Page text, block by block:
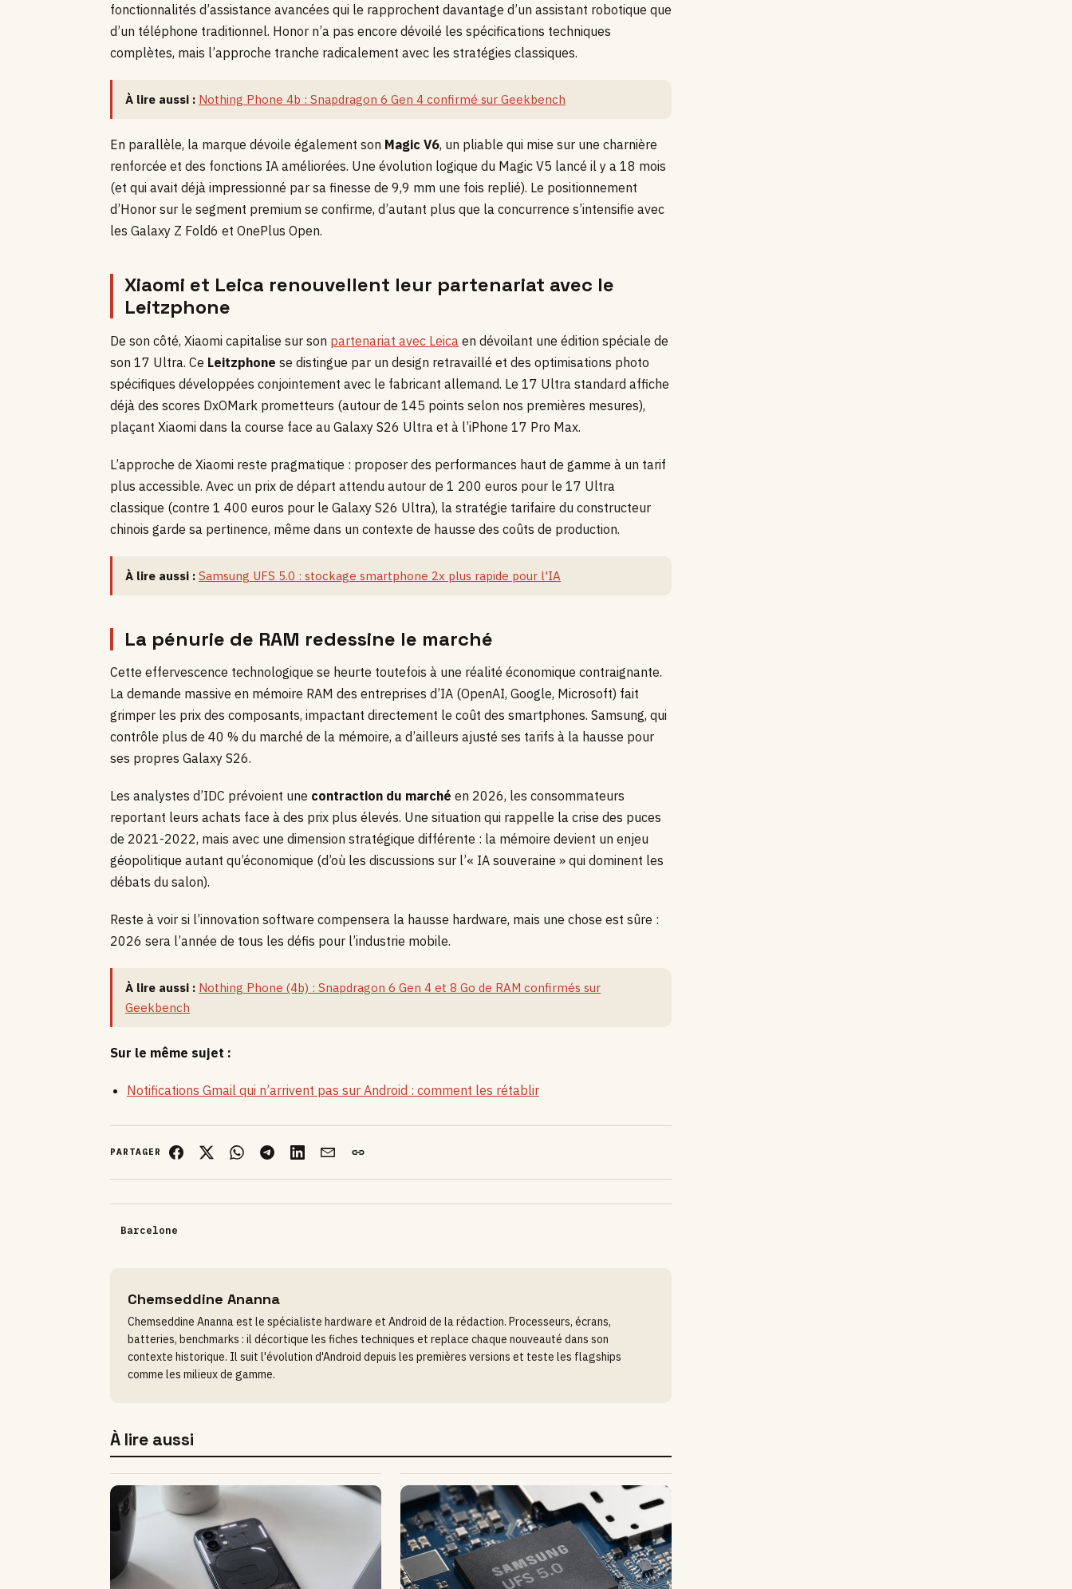
fonctionnalités d’assistance avancées qui le rapprochent davantage d’un assistant robotique que
d’un téléphone traditionnel. Honor n’a pas encore dévoilé les spécifications techniques
complètes, mais l’approche tranche radicalement avec les stratégies classiques.
À lire aussi : Nothing Phone 4b : Snapdragon 6 Gen 4 confirmé sur Geekbench
En parallèle, la marque dévoile également son Magic V6, un pliable qui mise sur une charnière
renforcée et des fonctions IA améliorées. Une évolution logique du Magic V5 lancé il y a 18 mois
(et qui avait déjà impressionné par sa finesse de 9,9 mm une fois replié). Le positionnement
d’Honor sur le segment premium se confirme, d’autant plus que la concurrence s’intensifie avec
les Galaxy Z Fold6 et OnePlus Open.
Xiaomi et Leica renouvellent leur partenariat avec le
Leitzphone
De son côté, Xiaomi capitalise sur son partenariat avec Leica en dévoilant une édition spéciale de
son 17 Ultra. Ce Leitzphone se distingue par un design retravaillé et des optimisations photo
spécifiques développées conjointement avec le fabricant allemand. Le 17 Ultra standard affiche
déjà des scores DxOMark prometteurs (autour de 145 points selon nos premières mesures),
plaçant Xiaomi dans la course face au Galaxy S26 Ultra et à l’iPhone 17 Pro Max.
L’approche de Xiaomi reste pragmatique : proposer des performances haut de gamme à un tarif
plus accessible. Avec un prix de départ attendu autour de 1 200 euros pour le 17 Ultra
classique (contre 1 400 euros pour le Galaxy S26 Ultra), la stratégie tarifaire du constructeur
chinois garde sa pertinence, même dans un contexte de hausse des coûts de production.
À lire aussi : Samsung UFS 5.0 : stockage smartphone 2x plus rapide pour l'IA
La pénurie de RAM redessine le marché
Cette effervescence technologique se heurte toutefois à une réalité économique contraignante.
La demande massive en mémoire RAM des entreprises d’IA (OpenAI, Google, Microsoft) fait
grimper les prix des composants, impactant directement le coût des smartphones. Samsung, qui
contrôle plus de 40 % du marché de la mémoire, a d’ailleurs ajusté ses tarifs à la hausse pour
ses propres Galaxy S26.
Les analystes d’IDC prévoient une contraction du marché en 2026, les consommateurs
reportant leurs achats face à des prix plus élevés. Une situation qui rappelle la crise des puces
de 2021-2022, mais avec une dimension stratégique différente : la mémoire devient un enjeu
géopolitique autant qu’économique (d’où les discussions sur l’« IA souveraine » qui dominent les
débats du salon).
Reste à voir si l’innovation software compensera la hausse hardware, mais une chose est sûre :
2026 sera l’année de tous les défis pour l’industrie mobile.
À lire aussi : Nothing Phone (4b) : Snapdragon 6 Gen 4 et 8 Go de RAM confirmés sur
Geekbench
Sur le même sujet :
Notifications Gmail qui n’arrivent pas sur Android : comment les rétablir
PARTAGER
Barcelone
Chemseddine Ananna
Chemseddine Ananna est le spécialiste hardware et Android de la rédaction. Processeurs, écrans,
batteries, benchmarks : il décortique les fiches techniques et replace chaque nouveauté dans son
contexte historique. Il suit l'évolution d'Android depuis les premières versions et teste les flagships
comme les milieux de gamme.
À lire aussi